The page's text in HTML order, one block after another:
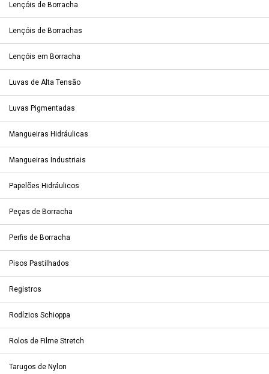
Lençóis de Borracha
Lençóis de Borrachas
Lençóis em Borracha
Luvas de Alta Tensão
Luvas Pigmentadas
Mangueiras Hidráulicas
Mangueiras Industriais
Papelões Hidráulicos
Peças de Borracha
Perfis de Borracha
Pisos Pastilhados
Registros
Rodízios Schioppa
Rolos de Filme Stretch
Tarugos de Nylon